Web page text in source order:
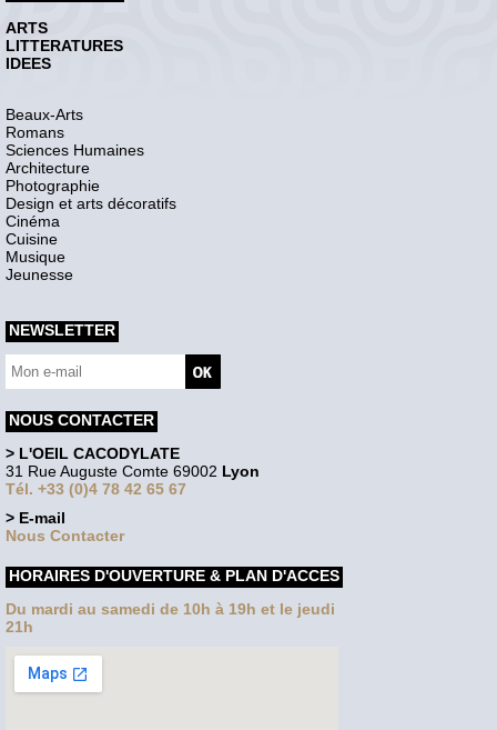
ARTS
LITTERATURES
IDEES
Beaux-Arts
Romans
Sciences Humaines
Architecture
Photographie
Design et arts décoratifs
Cinéma
Cuisine
Musique
Jeunesse
NEWSLETTER
NOUS CONTACTER
> L'OEIL CACODYLATE
31 Rue Auguste Comte 69002 Lyon
Tél. +33 (0)4 78 42 65 67
> E-mail
Nous Contacter
HORAIRES D'OUVERTURE & PLAN D'ACCES
Du mardi au samedi de 10h à 19h et le jeudi
21h